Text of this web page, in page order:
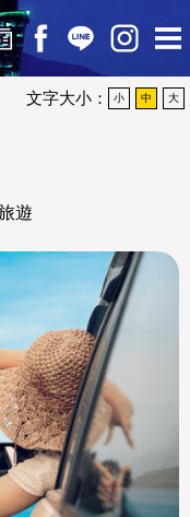
文字大小： 小 中 大
遊